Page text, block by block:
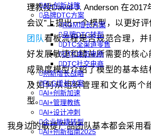
AI+创新战略
品牌DTC方案
RGM增长方案
品牌DTC转型
DTC全渠道零售
DTC会员电商
DTC社交电商
创新增长战略
PLG增长方案
AI+创新加速
AI+管理教练
AI+设计冲刺
企业敏捷转型
AI+创新指南2025
理教授David J. Anderson 在2017
会议”上提出一个模型，以更好评
团队看板流程是否规范合理，并
好发展敏捷和精益所需要的核心
成熟度模型介绍了模型的基本结
及如何从组织管理和文化两个
型。
我身边的敏捷产品团队基本都会采用